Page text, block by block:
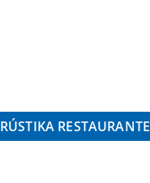
RÚSTIKA RESTAURANTE